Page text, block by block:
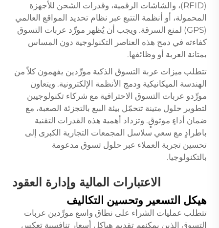
(RFID)، والشاشات الرقمية، وقدرات الشحن للأجهزة
المحمولة، أو أنظمة التتبع عبر نظام تحديد المواقع العالمي
(GPS) لمنع السرقة. ويجب أن يُظهر مورِّد عربات التسوق
كفاءته في دمج هذه العناصر التكنولوجية دون المساس
بمتانة العربة أو وظائفها.
تتطلب ميزات عربة التسوق الذكية مورِّدين يفهمون كلاً من
الهندسة الميكانيكية ودمج الأنظمة الإلكترونية. ويتعاون
مورِّدو عربات التسوق الاحترافية مع شركاء تكنولوجيين
لتطوير حلول متينة تتحمّل بيئة البيع بالتجزئة الصعبة، مع
ضمان أداءٍ موثوقٍ. وتزداد أهمية هذه القدرات التقنية
باطرادٍ مع سعي سلاسل المجمعات التجارية الكبرى إلى
تحسين تجربة العملاء عبر حلول تسوق مدعومة
بالتكنولوجيا.
الاعتبارات المالية وإدارة العقود
هيكل التسعير وتحسين التكاليف
تتطلب عمليات الشراء على نطاق واسع مورِّدين عربات
التسوق الذين يمكنهم تقديم هياكل أسعار تنافسية تعكس